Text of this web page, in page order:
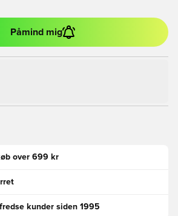
Påmind mig
over 699 kr
kunder siden 1995